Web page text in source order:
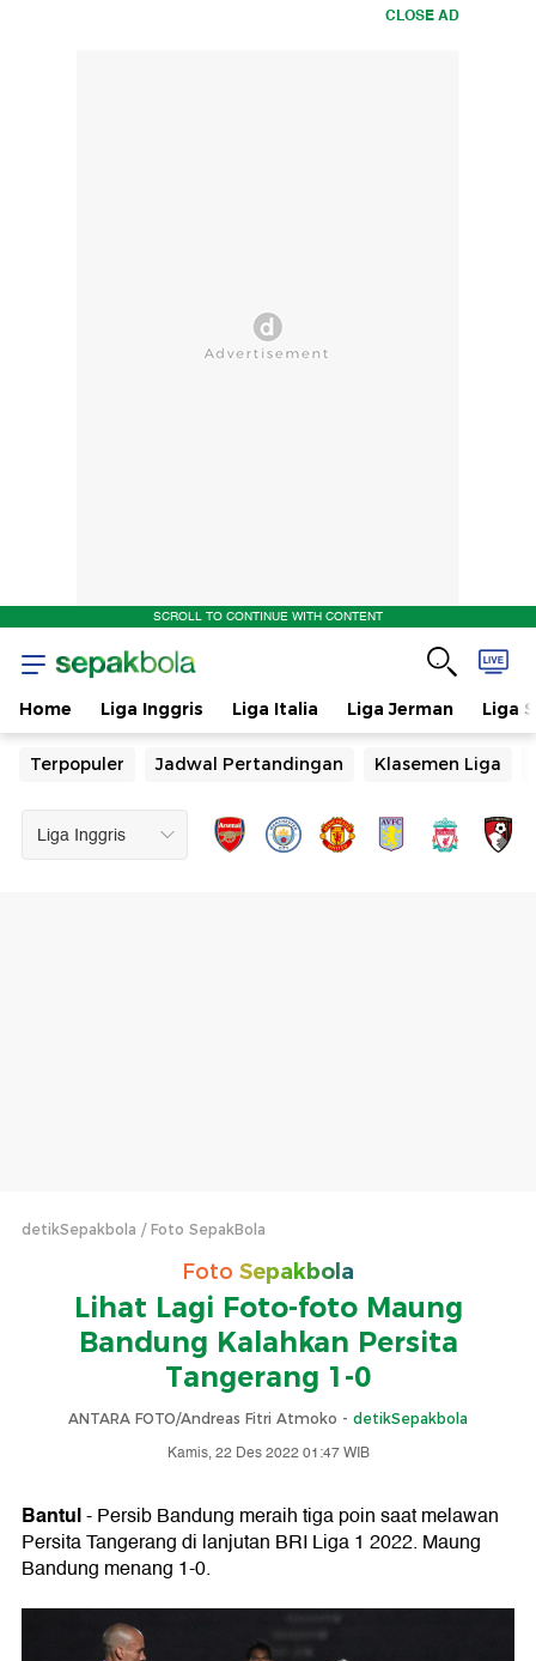
CLOSE AD
SCROLL TO CONTINUE WITH CONTENT
Home Liga Inggris Liga Italia Liga Jerman Liga
Terpopuler Jadwal Pertandingan Klasemen Liga
detikSepakbola Foto SepakBola
Foto Sepakbola
Lihat Lagi Foto-foto Maung
Bandung Kalahkan Persita
Tangerang 1-0
ANTARA FOTO/Andreas Fitri Atmoko - detikSepakbola
Kamis, 22 Des 2022 01:47 WIB
Bantul- Persib Bandung meraih tiga poin saat melawan
Persita Tangerang di lanjutan BRI Liga 1 2022. Maung
Bandung menang 1-0.